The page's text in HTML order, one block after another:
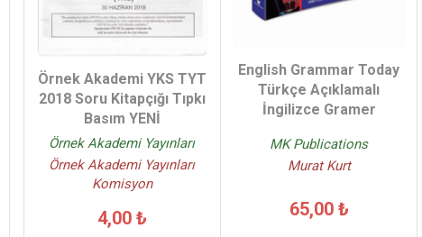
Örnek Akademi YKS TYT
2018 Soru Kitapçığı Tıpkı
Basım YENİ
Örnek Akademi Yayınları
Örnek Akademi Yayınları
Komisyon
4,00 ₺
English Grammar Today
Türkçe Açıklamalı
İngilizce Gramer
MK Publications
Murat Kurt
65,00 ₺